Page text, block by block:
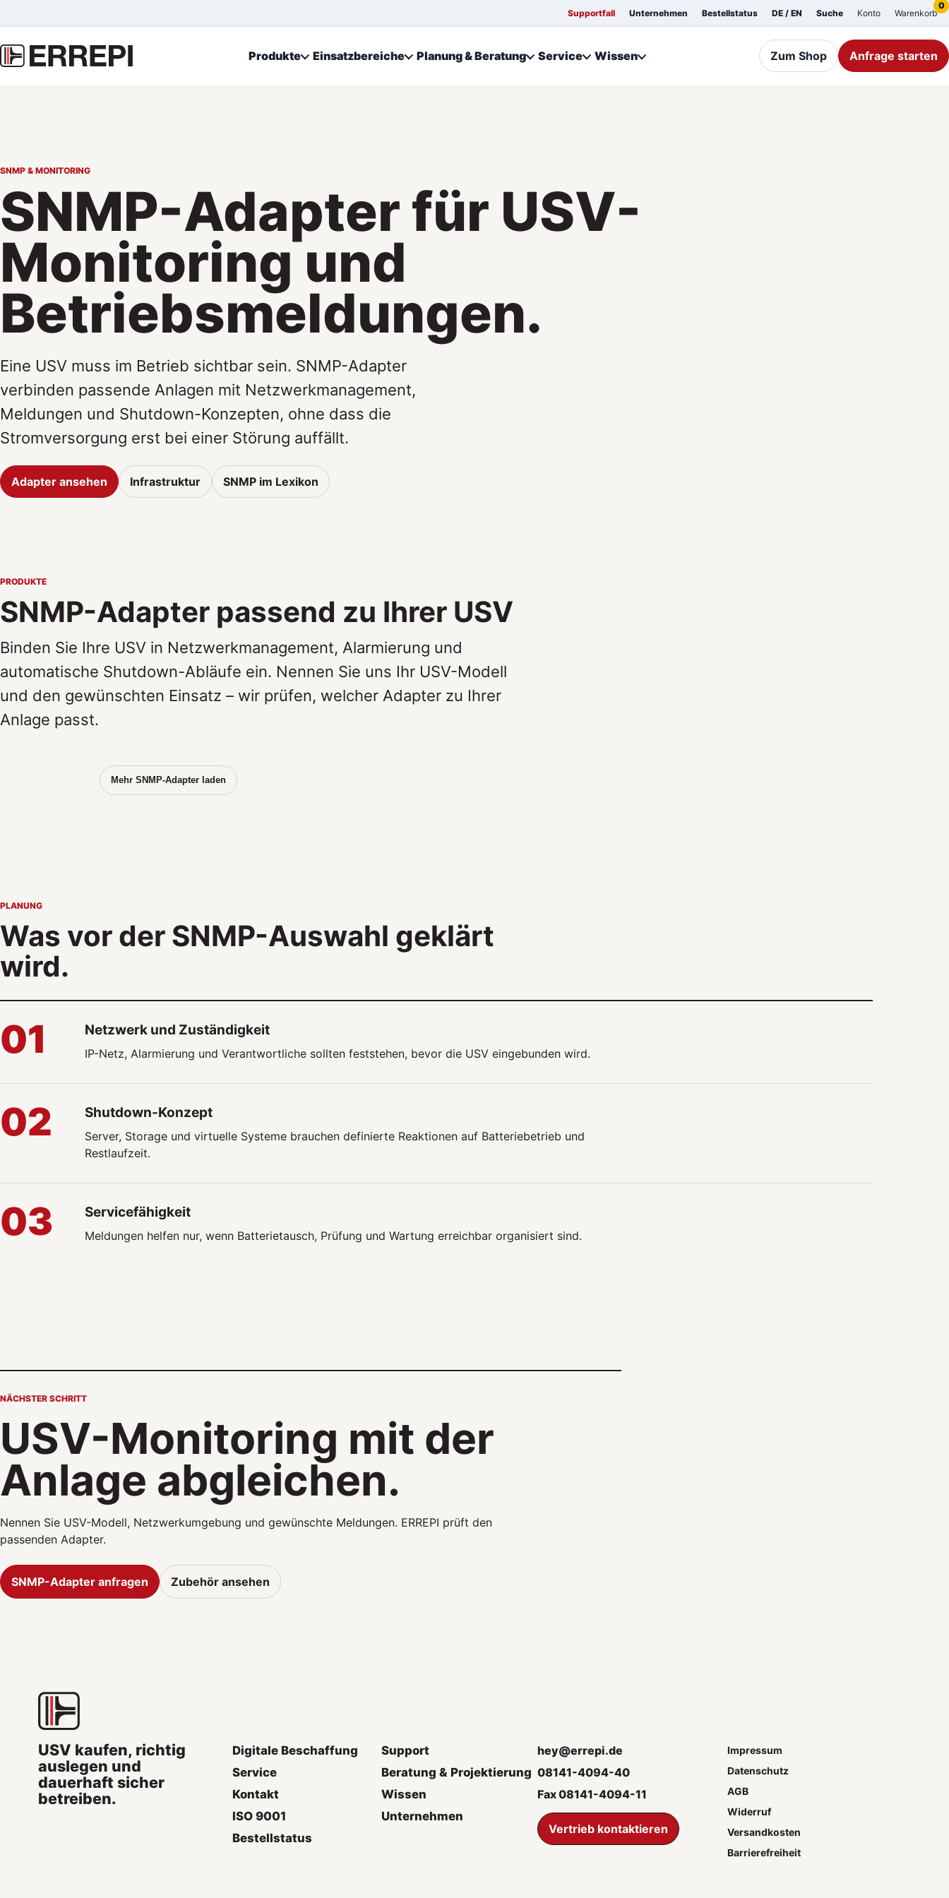
Supportfall Unternehmen Bestellstatus DE / EN Suche Konto Warenkorb
0
Produkte Einsatzbereiche Planung & Beratung Service Wissen Zum Shop Anfrage starten
SNMP & MONITORING
SNMP-Adapter für USV-
Monitoring und
Betriebsmeldungen.
Eine USV muss im Betrieb sichtbar sein. SNMP-Adapter
verbinden passende Anlagen mit Netzwerkmanagement,
Meldungen und Shutdown-Konzepten, ohne dass die
Stromversorgung erst bei einer Störung auffällt.
Adapter ansehen Infrastruktur SNMP im Lexikon
PRODUKTE
SNMP-Adapter passend zu Ihrer USV
Binden Sie Ihre USV in Netzwerkmanagement, Alarmierung und
automatische Shutdown-Abläufe ein. Nennen Sie uns Ihr USV-Modell
und den gewünschten Einsatz – wir prüfen, welcher Adapter zu Ihrer
Anlage passt.
Mehr SNMP-Adapter laden
PLANUNG
Was vor der SNMP-Auswahl geklärt
wird.
01 Netzwerk und Zuständigkeit
IP-Netz, Alarmierung und Verantwortliche sollten feststehen, bevor die USV eingebunden wird.
02 Shutdown-Konzept
Server, Storage und virtuelle Systeme brauchen definierte Reaktionen auf Batteriebetrieb und
Restlaufzeit.
03 Servicefähigkeit
Meldungen helfen nur, wenn Batterietausch, Prüfung und Wartung erreichbar organisiert sind.
NÄCHSTER SCHRITT
USV-Monitoring mit der
Anlage abgleichen.
Nennen Sie USV-Modell, Netzwerkumgebung und gewünschte Meldungen. ERREPI prüft den
passenden Adapter.
SNMP-Adapter anfragen Zubehör ansehen
USV kaufen, richtig
auslegen und
dauerhaft sicher
betreiben.
Digitale Beschaffung
Support
Service
Beratung & Projektierung
Kontakt
Wissen
ISO 9001
Unternehmen
Bestellstatus
hey@errepi.de
08141-4094-40
Fax 08141-4094-11
Vertrieb kontaktieren
Impressum
Datenschutz
AGB
Widerruf
Versandkosten
Barrierefreiheit